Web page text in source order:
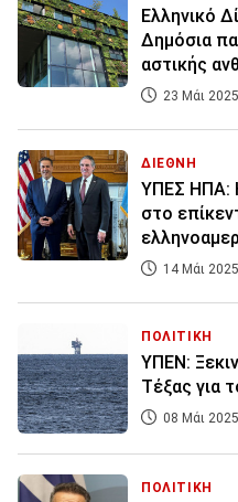
Ελληνικό
Δημόσια
αστικής
23 Μάι
ΔΙΕΘΝΗ
ΥΠΕΣ ΗΠΑ:
στο
14 Μάι
ΠΟΛΙΤΙΚΗ
ΥΠΕΝ:
Τέξας για
08 Μάι
ΠΟΛΙΤΙΚΗ